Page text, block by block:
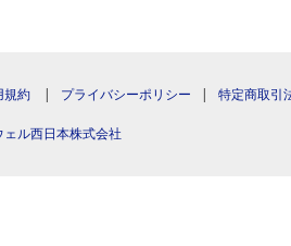
規約 | プライバシーポリシー | 特定商取引
ェル西日本株式会社